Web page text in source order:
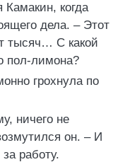
когда
дела. – Этот
тысяч… С какой
пол-лимона?
грохнула по
ничего не
он. – И
работу.